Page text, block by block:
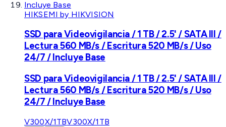
HIKSEMI by HIKVISION
SSD para Videovigilancia / 1 TB / 2.5' / SATA III /
Lectura 560 MB/s / Escritura 520 MB/s / Uso
24/7 / Incluye Base
SSD para Videovigilancia / 1 TB / 2.5' / SATA III /
Lectura 560 MB/s / Escritura 520 MB/s / Uso
24/7 / Incluye Base
V300X/1TBV300X/1TB